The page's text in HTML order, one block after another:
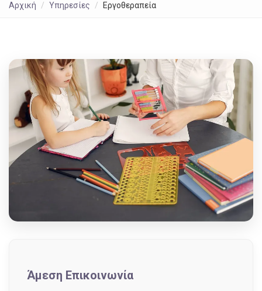
Αρχική Υπηρεσίες Εργοθεραπεία
Άμεση Επικοινωνία